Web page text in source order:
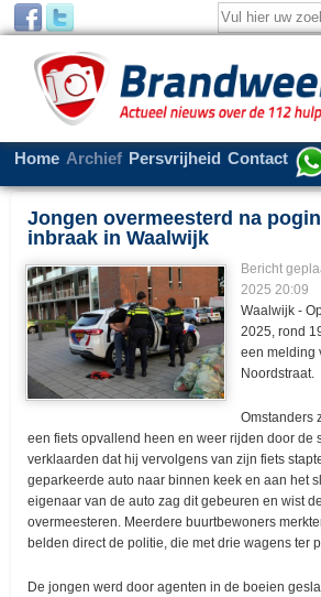
Home Archief Persvrijheid Contact
Jongen overmeesterd na
inbraak in Waalwijk
Bericht
2025 20:09
Waalwijk -
2025, rond
een melding
Noordstraat.
Omstanders
een fiets opvallend heen en weer rijden door de
verklaarden dat hij vervolgens van zijn fiets
geparkeerde auto naar binnen keek en aan het
eigenaar van de auto zag dit gebeuren en wist
overmeesteren. Meerdere buurtbewoners
belden direct de politie, die met drie wagens ter
De jongen werd door agenten in de boeien